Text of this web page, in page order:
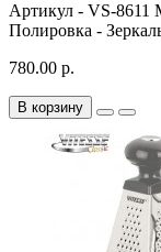
Артикул - VS-8611
Полировка -
780.00 р.
В корзину